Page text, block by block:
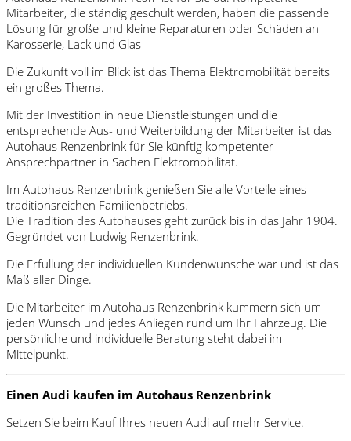
Mitarbeiter, die ständig geschult werden, haben die passende
Lösung für große und kleine Reparaturen oder Schäden an
Karosserie, Lack und Glas
Die Zukunft voll im Blick ist das Thema Elektromobilität bereits
ein großes Thema.
Mit der Investition in neue Dienstleistungen und die
entsprechende Aus- und Weiterbildung der Mitarbeiter ist das
Autohaus Renzenbrink für Sie künftig kompetenter
Ansprechpartner in Sachen Elektromobilität.
Im Autohaus Renzenbrink genießen Sie alle Vorteile eines
traditionsreichen Familienbetriebs.
Die Tradition des Autohauses geht zurück bis in das Jahr 1904.
Gegründet von Ludwig Renzenbrink.
Die Erfüllung der individuellen Kundenwünsche war und ist das
Maß aller Dinge.
Die Mitarbeiter im Autohaus Renzenbrink kümmern sich um
jeden Wunsch und jedes Anliegen rund um Ihr Fahrzeug. Die
persönliche und individuelle Beratung steht dabei im
Mittelpunkt.
Einen Audi kaufen im Autohaus Renzenbrink
Setzen Sie beim Kauf Ihres neuen Audi auf mehr Service.